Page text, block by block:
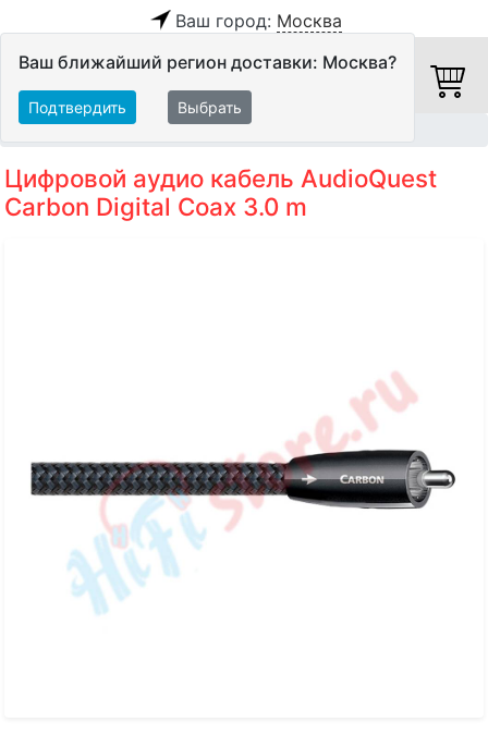
Ваш город: Москва
Ваш ближайший регион доставки: Москва?
Подтвердить Выбрать
Цифровой аудио кабель AudioQuest
Carbon Digital Coax 3.0 m